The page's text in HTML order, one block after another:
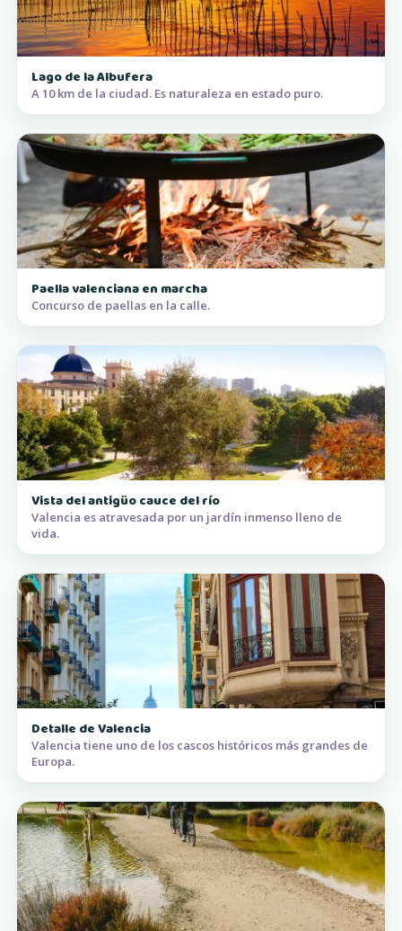
Lago de la Albufera
A 10 km de la ciudad. Es naturaleza en estado puro.
Paella valenciana en marcha
Concurso de paellas en la calle.
Vista del antigüo cauce del río
Valencia es atravesada por un jardín inmenso lleno de
vida.
Detalle de Valencia
Valencia tiene uno de los cascos históricos más grandes de
Europa.